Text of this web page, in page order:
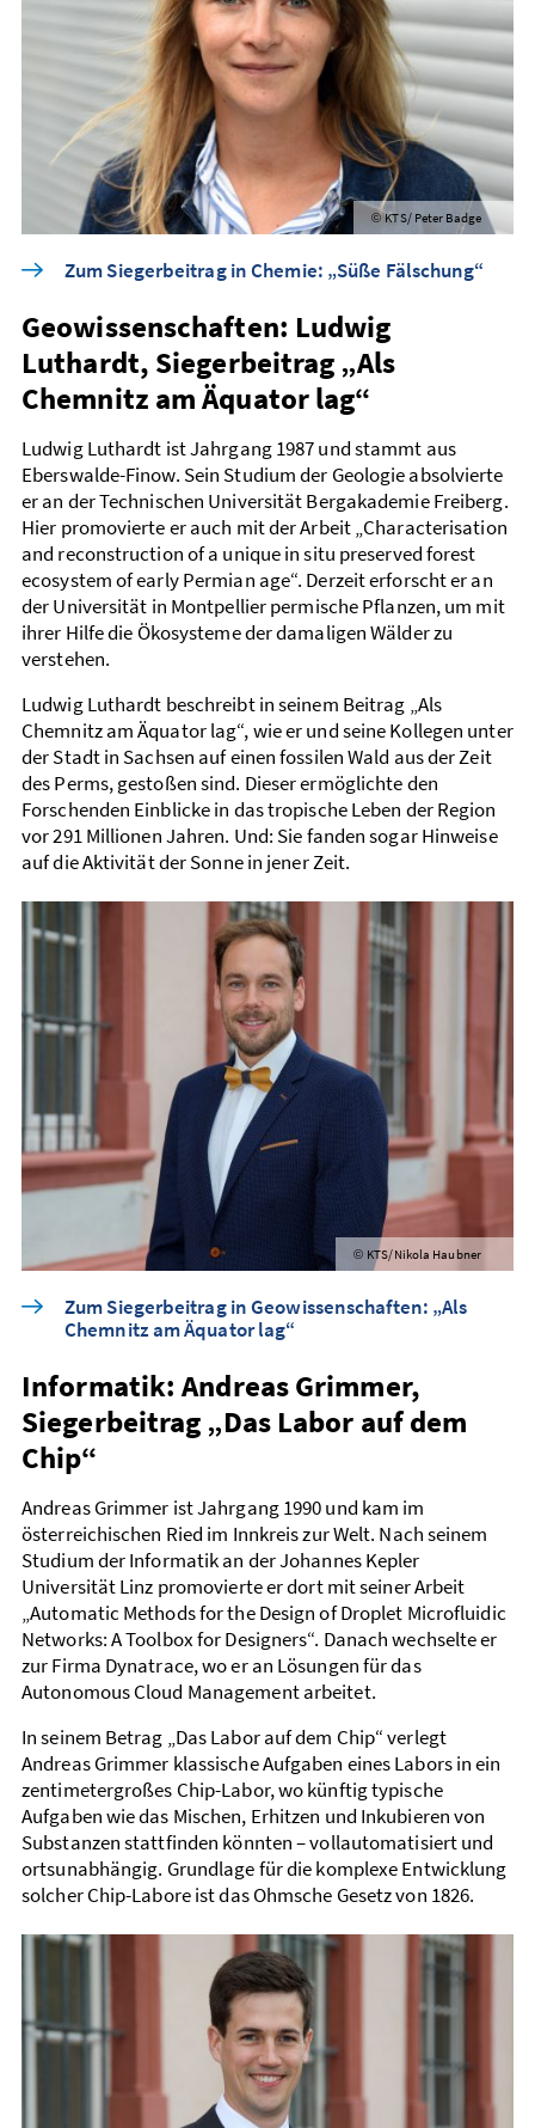
© KTS/ Peter Badge
Zum Siegerbeitrag in Chemie: „Süße Fälschung“
Geowissenschaften: Ludwig
Luthardt, Siegerbeitrag „Als
Chemnitz am Äquator lag“
Ludwig Luthardt ist Jahrgang 1987 und stammt aus
Eberswalde-Finow. Sein Studium der Geologie absolvierte
er an der Technischen Universität Berg­akademie Freiberg.
Hier promovierte er auch mit der Arbeit „Characterisation
and reconstruction of a unique in situ preserved forest
ecosystem of early Permian age“. Derzeit erforscht er an
der Universität in Montpellier permische Pflanzen, um mit
ihrer Hilfe die Öko­systeme der damaligen Wälder zu
verstehen.
Ludwig Luthardt beschreibt in seinem Beitrag „Als
Chemnitz am Äquator lag“, wie er und seine Kollegen unter
der Stadt in Sachsen auf einen fossilen Wald aus der Zeit
des Perms, gestoßen sind. Dieser ermöglichte den
Forschenden Einblicke in das tropische Leben der Region
vor 291 Millionen Jahren. Und: Sie fanden sogar Hinweise
auf die Aktivität der Sonne in jener Zeit.
© KTS/Nikola Haubner
Zum Siegerbeitrag in Geowissenschaften: „Als
Chemnitz am Äquator lag“
Informatik: Andreas Grimmer,
Siegerbeitrag „Das Labor auf dem
Chip“
Andreas Grimmer ist Jahrgang 1990 und kam im
österreichischen Ried im Innkreis zur Welt. Nach seinem
Studium der Informatik an der Johannes Kepler
Universität Linz promovierte er dort mit seiner Arbeit
„Automatic Methods for the Design of Droplet Microfluidic
Networks: A Toolbox for Designers“. Danach wechselte er
zur Firma Dynatrace, wo er an Lösungen für das
Autonomous Cloud Management arbeitet.
In seinem Betrag „Das Labor auf dem Chip“ verlegt
Andreas Grimmer klassische Aufgaben eines Labors in ein
zenti­meter­großes Chip-Labor, wo künftig typische
Aufgaben wie das Mischen, Erhitzen und Inkubieren von
Substanzen statt­finden könnten – voll­auto­matisiert und
orts­unabhängig. Grund­lage für die komplexe Entwicklung
solcher Chip-Labore ist das Ohmsche Gesetz von 1826.